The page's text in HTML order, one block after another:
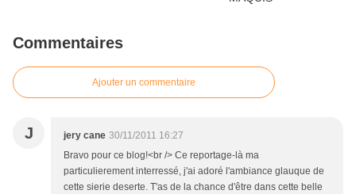
Commentaires
Ajouter un commentaire
J jery cane 30/11/2011 16:27
Bravo pour ce blog!<br /> Ce reportage-là ma
particulierement interressé, j'ai adoré l'ambiance glauque de
cette sierie deserte. T'as de la chance d'être dans cette belle